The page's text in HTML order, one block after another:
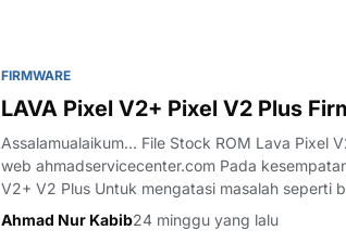
FIRMWARE
LAVA Pixel V2+ Pixel V2 Plus
Assalamualaikum... File Stock ROM Lava Pixel
web ahmadservicecenter.com Pada
V2+ V2 Plus Untuk mengatasi masalah seperti
iklan, dan m…
Ahmad Nur Kabib24 minggu yang lalu